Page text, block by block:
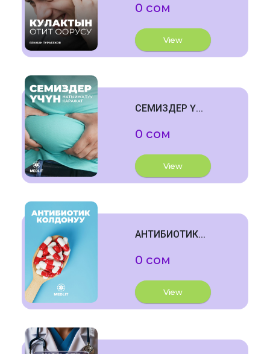
0 сом
View
СЕМИЗДЕР Ү...
0 сом
View
АНТИБИОТИК...
0 сом
View